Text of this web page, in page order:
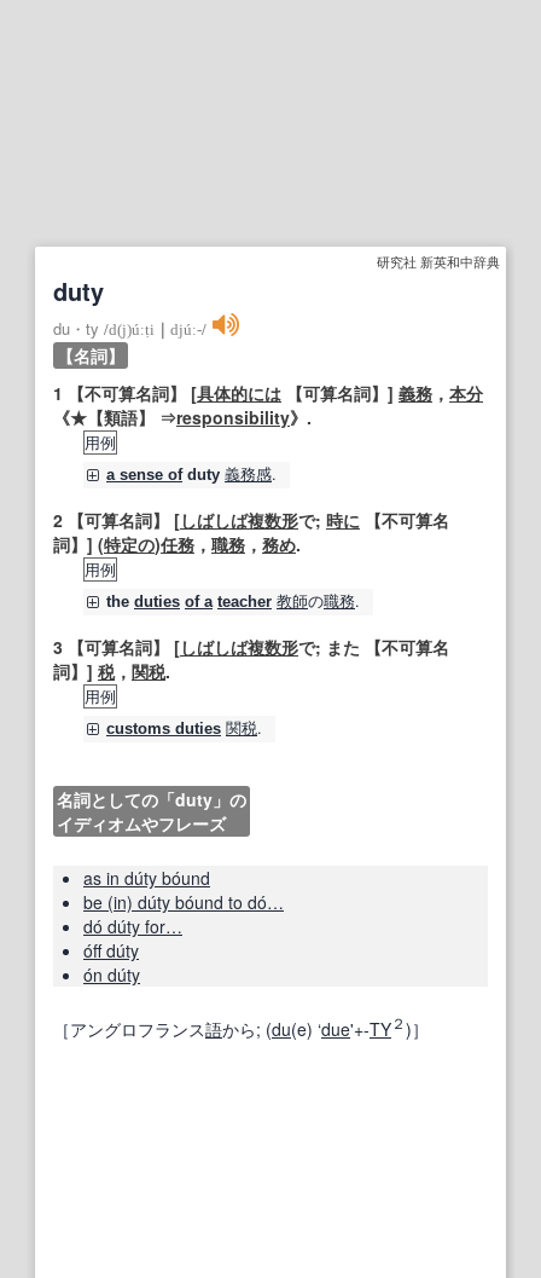
研究社 新英和中辞典
duty
du・ty /d(j)úːṭi djúː‐/
【名詞】
1
【不可算名詞】 [具体的には 【可算名詞】 ] 義務 ， 本分
《★ 【類語】 ⇒responsibility》.
用例
a sense of duty 義務感.
2 【可算名詞】 [しばしば複数形で; 時に 【不可算名
詞】 ] (特定の)任務 ， 職務 ， 務め.
用例
the duties of a teacher 教師の職務.
3 【可算名詞】 [しばしば複数形で; また
【不可算名
詞】 ] 税， 関税.
用例
customs duties 関税.
名詞としての「duty」の
イディオムやフレーズ
as in dúty bóund
be (in) dúty bóund to dó…
dó dúty for…
óff dúty
ón dúty
［アングロフランス語から; (du(e) ‘due'+‐TY２)］